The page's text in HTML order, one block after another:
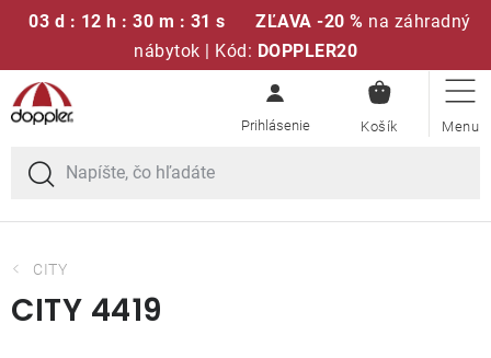
03 d : 12 h : 30 m : 31 s ZĽAVA -20 % na záhradný
nábytok | Kód: DOPPLER20
Prejsť
na
obsah
KOŠÍK
Sedacie súpravy
Slnečníky
Polstre a sedáky
CITY
CITY 4419